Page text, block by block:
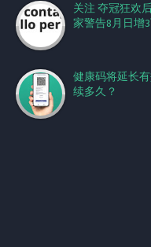
关注 夺冠狂欢
家警告8月日增3
健康码将延长
续多久？